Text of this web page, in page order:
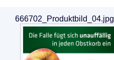
666702_Produktbild_04.jpg